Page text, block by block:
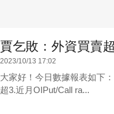
賈乞敗：外資買賣
2023/10/13 17:02
大家好！今日數據報表如下
超3.近月OIPut/Call ra...